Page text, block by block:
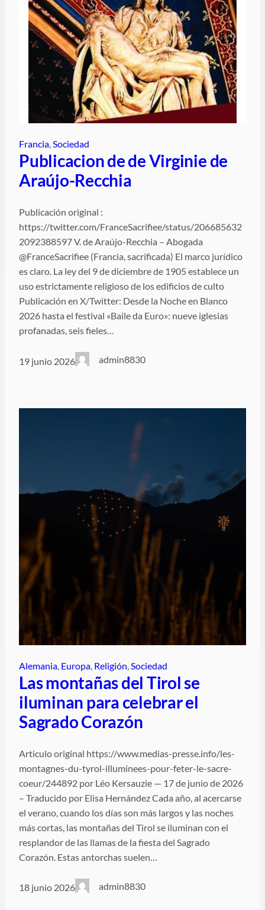
Francia, Sociedad
Publicacion de de Virginie de
Araújo-Recchia
Publicación original :
https://twitter.com/FranceSacrifiee/status/206685632
2092388597 V. de Araújo-Recchia – Abogada
@FranceSacrifiee (Francia, sacrificada) El marco jurídico
es claro. La ley del 9 de diciembre de 1905 establece un
uso estrictamente religioso de los edificios de culto
Publicación en X/Twitter: Desde la Noche en Blanco
2026 hasta el festival «Baile da Euro»: nueve iglesias
profanadas, seis fieles…
19 junio 2026 admin8830
Alemania, Europa, Religión, Sociedad
Las montañas del Tirol se
iluminan para celebrar el
Sagrado Corazón
Articulo original https://www.medias-presse.info/les-
montagnes-du-tyrol-illuminees-pour-feter-le-sacre-
coeur/244892 por Léo Kersauzie — 17 de junio de 2026
– Traducido por Elisa Hernández Cada año, al acercarse
el verano, cuando los días son más largos y las noches
más cortas, las montañas del Tirol se iluminan con el
resplandor de las llamas de la fiesta del Sagrado
Corazón. Estas antorchas suelen…
18 junio 2026 admin8830